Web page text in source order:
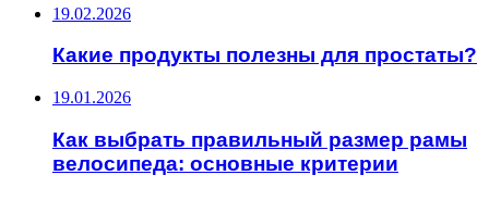
19.02.2026
Какие продукты полезны для простаты?
19.01.2026
Как выбрать правильный размер рамы
велосипеда: основные критерии